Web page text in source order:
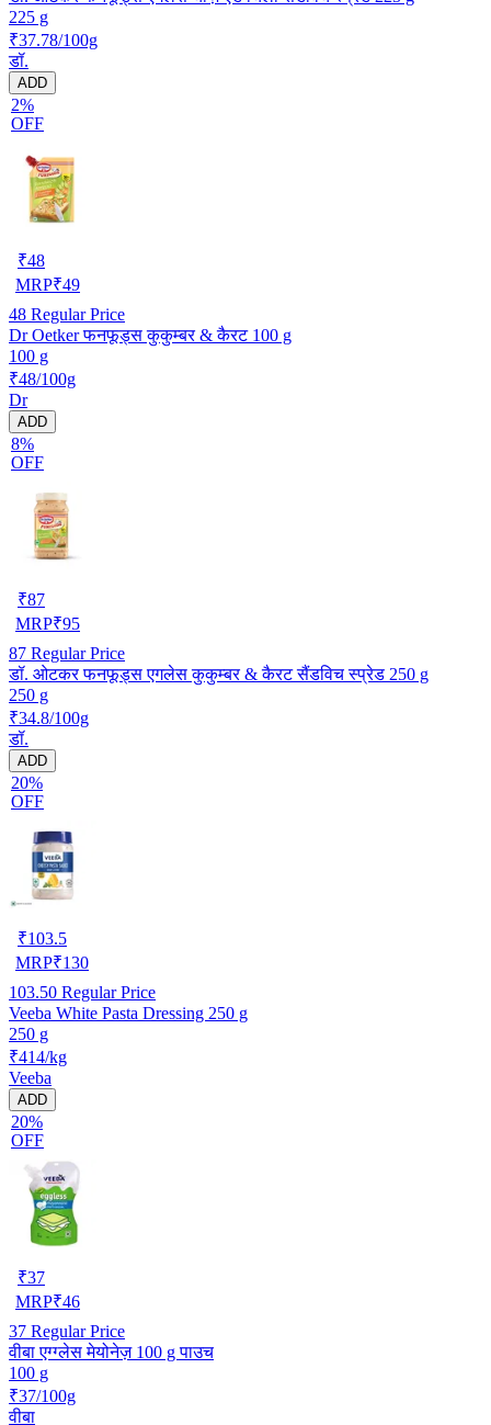
225 g
₹37.78/100g
डॉ.
ADD
2%
OFF
₹48
MRP₹49
48 Regular Price
Dr Oetker फनफूड्स कुकुम्बर & कैरट 100 g
100 g
₹48/100g
Dr
ADD
8%
OFF
₹87
MRP₹95
87 Regular Price
डॉ. ओटकर फनफूड्स एगलेस कुकुम्बर & कैरट सैंडविच स्प्रेड 250 g
250 g
₹34.8/100g
डॉ.
ADD
20%
OFF
₹103.5
MRP₹130
103.50 Regular Price
Veeba White Pasta Dressing 250 g
250 g
₹414/kg
Veeba
ADD
20%
OFF
₹37
MRP₹46
37 Regular Price
वीबा एग्ग्लेस मेयोनेज़ 100 g पाउच
100 g
₹37/100g
वीबा